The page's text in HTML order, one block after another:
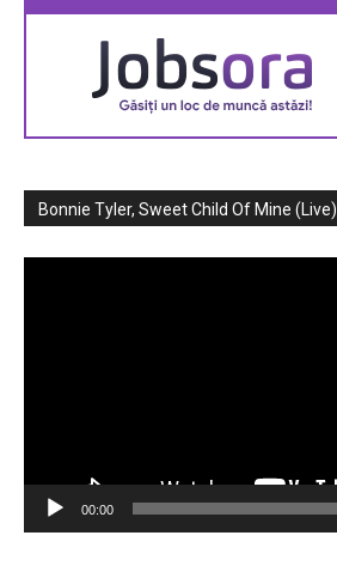
Bonnie Tyler, Sweet Child Of Mine (Live)
00:00